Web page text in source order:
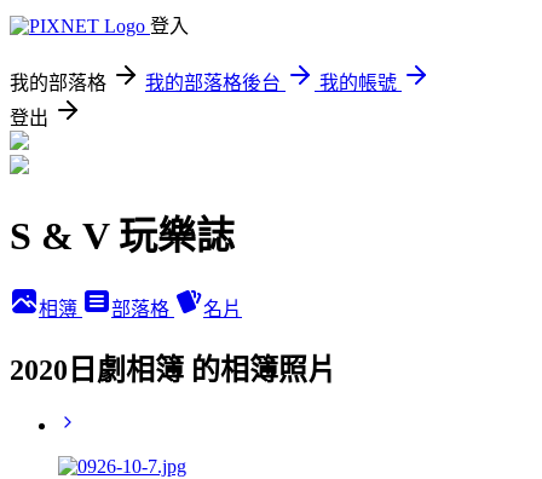
登入
我的部落格 我的部落格後台
我的帳號
登出
S & V 玩樂誌
相簿 部落格 名片
2020日劇相簿 的相簿照片